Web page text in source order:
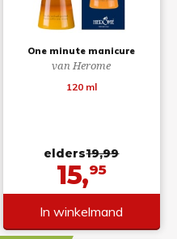
One minute manicure
van Herome
120 ml
elders19,99
15,95
In winkelmand